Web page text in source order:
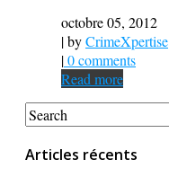
octobre 05, 2012
| byCrimeXpertise
|0 comments
Read more
Articles récents